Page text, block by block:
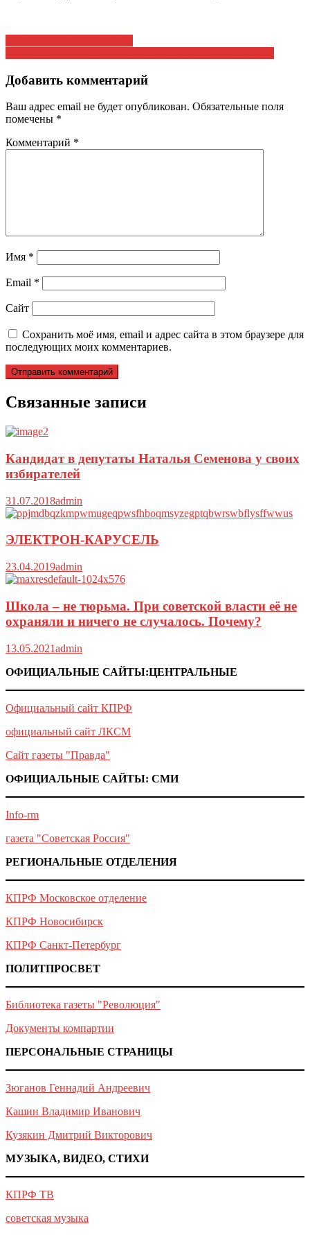
Навигация
по
записям
Добавить комментарий
Ваш адрес email не будет опубликован. Обязательные поля
помечены *
Комментарий *
Имя *
Email *
Сайт
Сохранить моё имя, email и адрес сайта в этом браузере для
последующих моих комментариев.
Связанные записи
Кандидат в депутаты Наталья Семенова у своих
избирателей
31.07.2018admin
ЭЛЕКТРОН-КАРУСЕЛЬ
23.04.2019admin
Школа – не тюрьма. При советской власти её не
охраняли и ничего не случалось. Почему?
13.05.2021admin
ОФИЦИАЛЬНЫЕ САЙТЫ:ЦЕНТРАЛЬНЫЕ
Официальный сайт КПРФ
официальный сайт ЛКСМ
Сайт газеты "Правда"
ОФИЦИАЛЬНЫЕ САЙТЫ: СМИ
Info-rm
газета "Советская Россия"
РЕГИОНАЛЬНЫЕ ОТДЕЛЕНИЯ
КПРФ Московское отделение
КПРФ Новосибирск
КПРФ Санкт-Петербург
ПОЛИТПРОСВЕТ
Библиотека газеты "Революция"
Документы компартии
ПЕРСОНАЛЬНЫЕ СТРАНИЦЫ
Зюганов Геннадий Андреевич
Кашин Владимир Иванович
Кузякин Дмитрий Викторович
МУЗЫКА, ВИДЕО, СТИХИ
КПРФ ТВ
советская музыка